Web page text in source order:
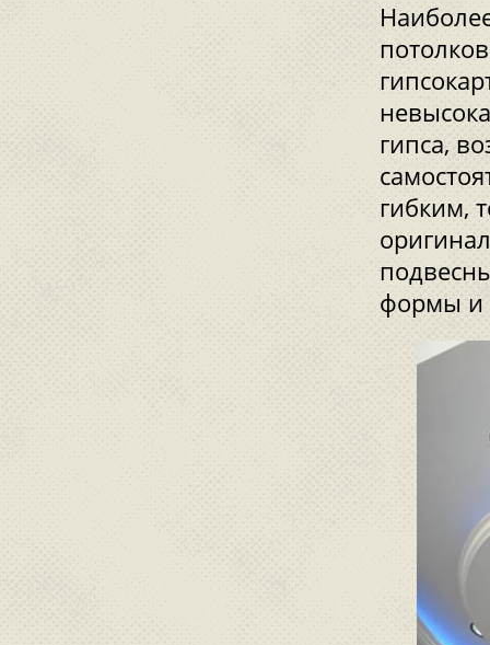
гипса,
гибким,
формы и